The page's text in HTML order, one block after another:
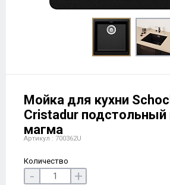
Мойка для кухни
Cristadur
магма
Артикул : 700362U
Количество
- +